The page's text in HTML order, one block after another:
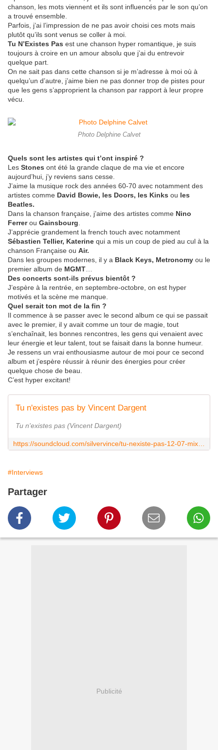
chanson, les mots viennent et ils sont influencés par le son qu’on
a trouvé ensemble.
Parfois, j’ai l’impression de ne pas avoir choisi ces mots mais
plutôt qu’ils sont venus se coller à moi.
Tu N’Existes Pas est une chanson hyper romantique, je suis
toujours à croire en un amour absolu que j’ai du entrevoir
quelque part.
On ne sait pas dans cette chanson si je m’adresse à moi où à
quelqu’un d’autre, j’aime bien ne pas donner trop de pistes pour
que les gens s’approprient la chanson par rapport à leur propre
vécu.
Photo Delphine Calvet
Quels sont les artistes qui t’ont inspiré ?
Les Stones ont été la grande claque de ma vie et encore
aujourd’hui, j’y reviens sans cesse.
J’aime la musique rock des années 60-70 avec notamment des
artistes comme David Bowie, les Doors, les Kinks ou les
Beatles.
Dans la chanson française, j’aime des artistes comme Nino
Ferrerou Gainsbourg
J’apprécie grandement la french touch avec notamment
Sébastien Tellier, Katerine qui a mis un coup de pied au cul à la
chanson Française ou Air.
Dans les groupes modernes, il y a Black Keys, Metronomy ou le
premier album de MGMT
Des concerts sont-ils prévus bientôt ?
J’espère à la rentrée, en septembre-octobre, on est hyper
motivés et la scène me manque.
Quel serait ton mot de la fin ?
Il commence à se passer avec le second album ce qui se passait
avec le premier, il y avait comme un tour de magie, tout
s’enchaînait, les bonnes rencontres, les gens qui venaient avec
leur énergie et leur talent, tout se faisait dans la bonne humeur.
Je ressens un vrai enthousiasme autour de moi pour ce second
album et j’espère réussir à réunir des énergies pour créer
quelque chose de beau.
C’est hyper excitant!
Tu n'existes pas by Vincent Dargent
Tu n'existes pas (Vincent Dargent)
#Interviews
Partager
Publicité